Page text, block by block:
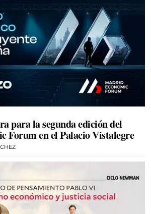
para la segunda edición del
Forum en el Palacio Vistalegre